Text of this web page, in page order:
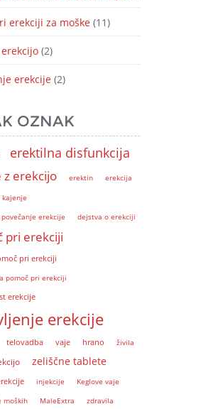
erekciji za moške (11)
erekcijo (2)
erekcije (2)
OZNAK
erektilna disfunkcija
z erekcijo erektin
erekcija
erekcije
dejstva o erekciji
pri erekciji
pri erekciji
pomoč pri erekciji
erekcije
erekcije
telovadba vaje hrano živila
zeliščne tablete
injekcije
Keglove vaje
moških
MaleExtra zdravila